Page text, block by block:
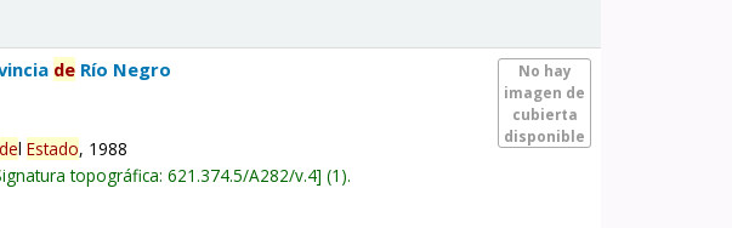
No hay
imagen de
cubierta
disponible
de Río Negro
delEstado, 1988
topográfica:621.374.5/A282/v.4 (1).